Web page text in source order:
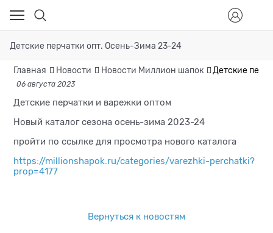
Детские перчатки опт. Осень-Зима 23-24
Главная Новости Новости Миллион шапок Детские
06 августа 2023
Детские перчатки и варежки оптом
Новый каталог сезона осень-зима 2023-24
пройти по ссылке для просмотра нового каталога
https://millionshapok.ru/categories/varezhki-perchatki?
prop=4177
Вернуться к новостям